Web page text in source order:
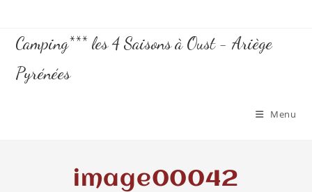
Camping*** les 4 Saisons à Oust - Ariège
Pyrénées
Menu
image00042